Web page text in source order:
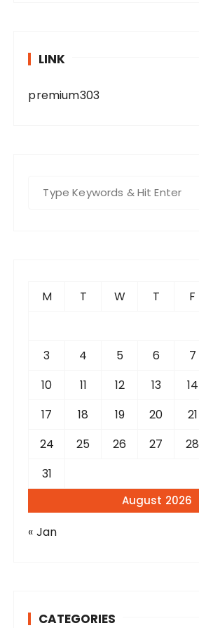
LINK
premium303
August 2026
M T W T F
3
4 5 6 7
10
11 12 13 14
17
18 19 20 21
24
25 26 27 28
31
« Jan
CATEGORIES